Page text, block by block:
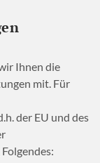
Ihnen die
mit. Für
der EU und des